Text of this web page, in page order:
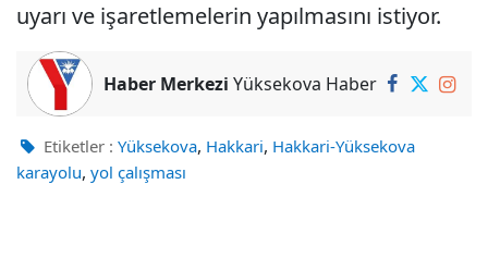
uyarı ve işaretlemelerin yapılmasını istiyor.
Haber Merkezi Yüksekova Haber
Etiketler : Yüksekova, Hakkari, Hakkari-Yüksekova
karayolu, yol çalışması